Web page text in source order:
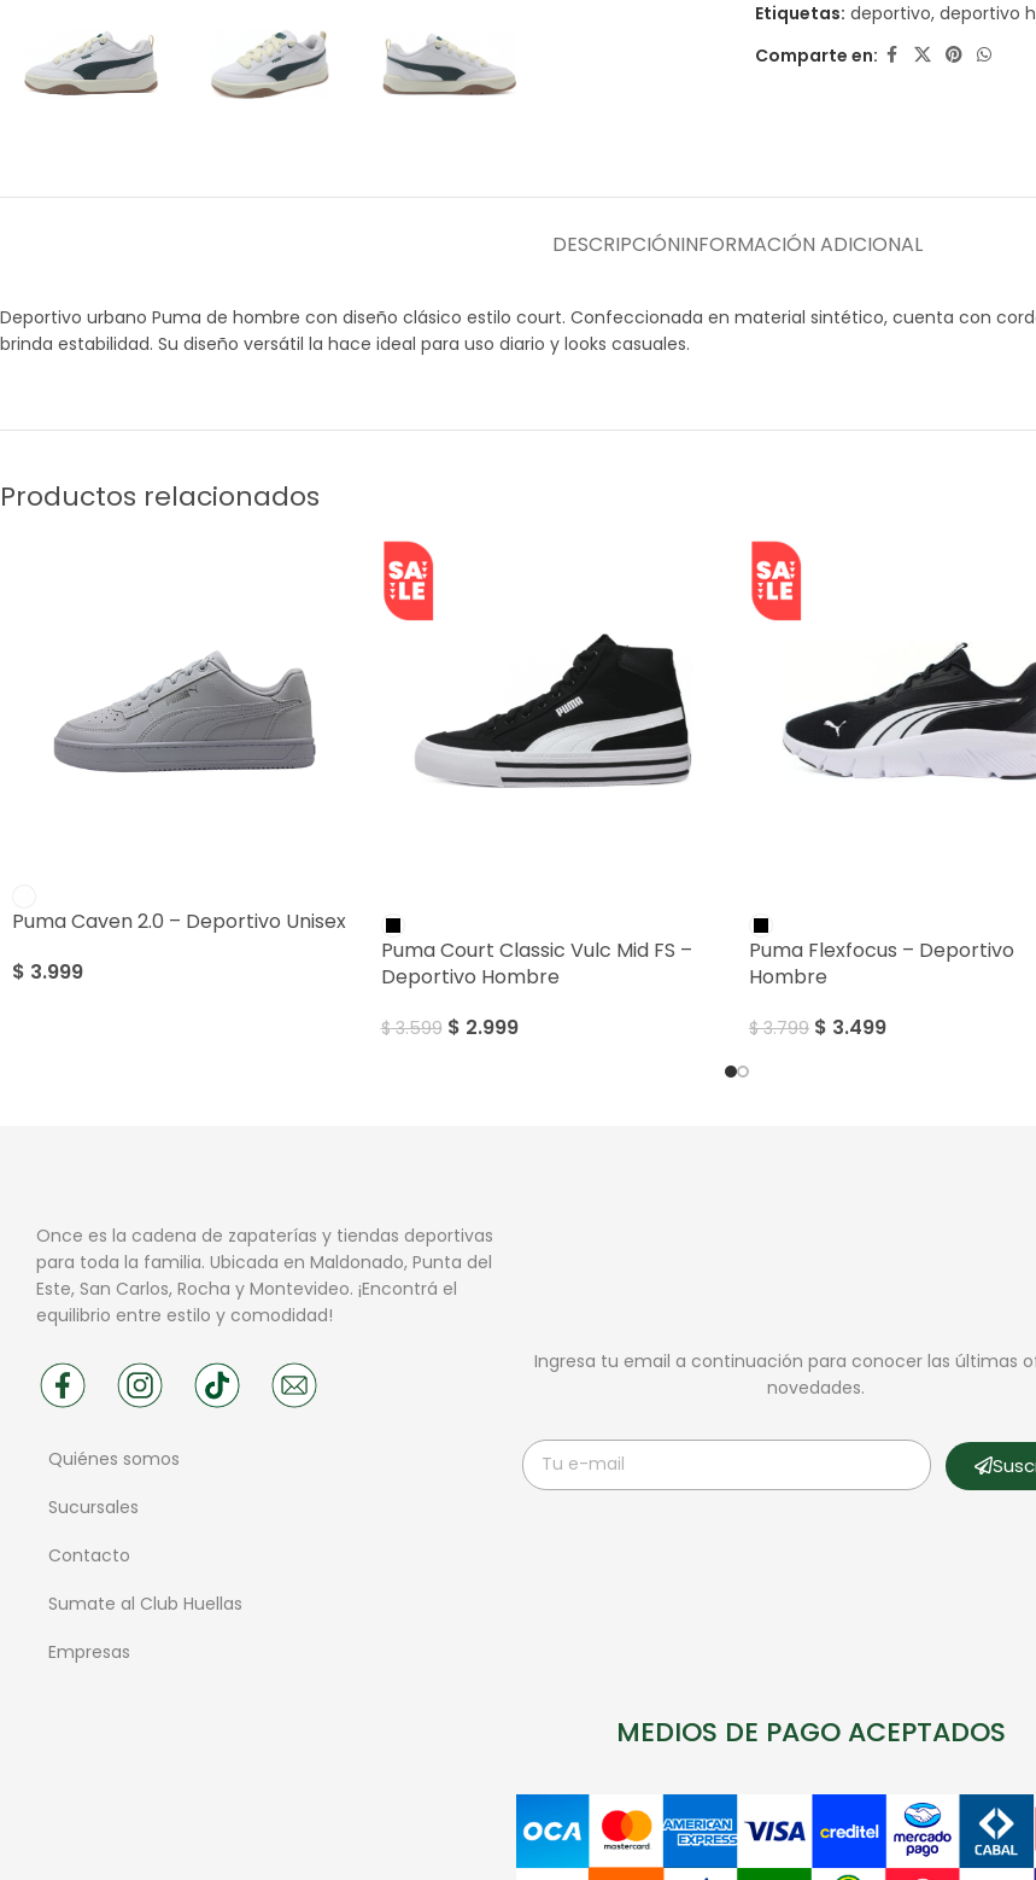
Etiquetas: deportivo, deportivo
Comparte en:
DESCRIPCIÓNINFORMACIÓN ADICIONAL
Deportivo urbano Puma de hombre con diseño clásico estilo court. Confeccionada en material sintético, cuenta con
brinda estabilidad. Su diseño versátil la hace ideal para uso diario y looks casuales.
Productos relacionados
Puma Caven 2.0 – Deportivo Unisex
$ 3.999
Puma Court Classic Vulc Mid FS –
Deportivo Hombre
$3.599 $ 2.999
Puma Flexfocus – Deportivo
Hombre
$3.799 $ 3.499
Once es la cadena de zapaterías y tiendas deportivas
para toda la familia. Ubicada en Maldonado, Punta del
Este, San Carlos, Rocha y Montevideo. ¡Encontrá el
equilibrio entre estilo y comodidad!
Quiénes somos
Sucursales
Contacto
Sumate al Club Huellas
Empresas
Ingresa tu email a continuación para conocer las últimas
novedades.
MEDIOS DE PAGO ACEPTADOS